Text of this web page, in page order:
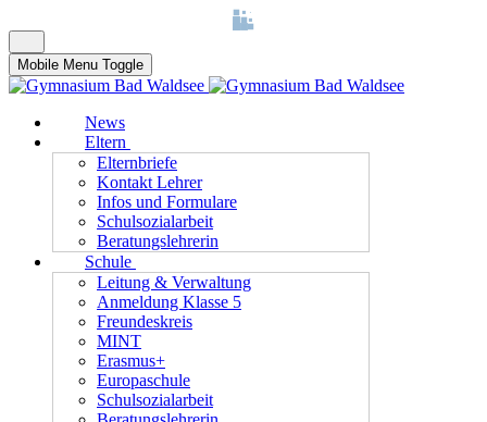
Mobile Menu Toggle
News
Eltern
Elternbriefe
Kontakt Lehrer
Infos und Formulare
Schulsozialarbeit
Beratungslehrerin
Schule
Leitung & Verwaltung
Anmeldung Klasse 5
Freundeskreis
MINT
Erasmus+
Europaschule
Schulsozialarbeit